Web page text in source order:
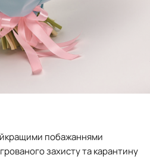
побажаннями
захисту та карантину